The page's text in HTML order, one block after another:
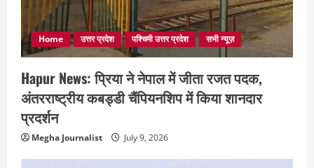
Home उत्तर प्रदेश पश्चिमी उत्तर प्रदेश सभी न्यूज़
Hapur News: प्रिया ने नेपाल में जीता रजत पदक,
अंतरराष्ट्रीय कबड्डी चैंपियनशिप में किया शानदार
प्रदर्शन
Megha Journalist July 9, 2026